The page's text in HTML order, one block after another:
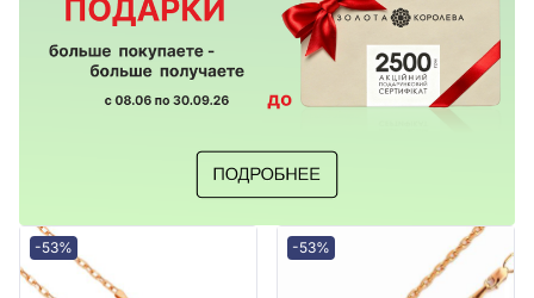
-53% -53%